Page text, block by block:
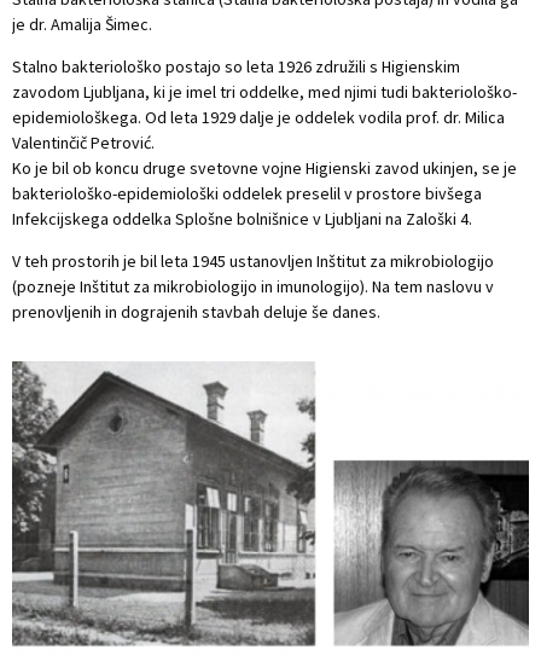
je dr. Amalija Šimec.
Stalno bakteriološko postajo so leta 1926 združili s Higienskim
zavodom Ljubljana, ki je imel tri oddelke, med njimi tudi bakteriološko-
epidemiološkega. Od leta 1929 dalje je oddelek vodila prof. dr. Milica
Valentinčič Petrović.
Ko je bil ob koncu druge svetovne vojne Higienski zavod ukinjen, se je
bakteriološko-epidemiološki oddelek preselil v prostore bivšega
Infekcijskega oddelka Splošne bolnišnice v Ljubljani na Zaloški 4.
V teh prostorih je bil leta 1945 ustanovljen Inštitut za mikrobiologijo
(pozneje Inštitut za mikrobiologijo in imunologijo). Na tem naslovu v
prenovljenih in dograjenih stavbah deluje še danes.